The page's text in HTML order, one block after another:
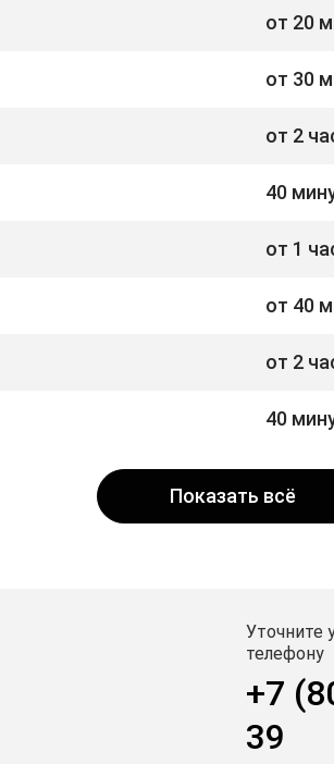
от 20
от 30
от 2
40
от 1
от 40
от 2
40
Показать всё
Уточните
телефону
+7
39